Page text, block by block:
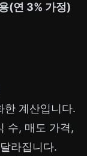
(연 3% 가정)
한 계산입니다.
수, 매도 가격,
라집니다.